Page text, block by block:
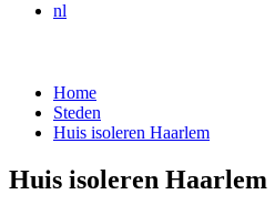
nl
Home
Steden
Huis isoleren Haarlem
Huis isoleren Haarlem